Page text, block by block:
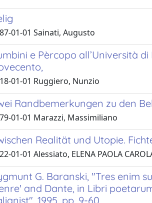
01-01 Sainati, Augusto
e Pèrcopo all’Università
01-01 Ruggiero, Nunzio
Randbemerkungen zu den
01-01 Marazzi, Massimiliano
Realität und Utopie.
01-01 Alessiato, ELENA PAOLA
G. Baranski, "Tres enim
and Dante, in Libri
1995, pp. 9-60